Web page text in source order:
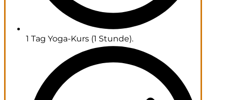
1 Tag Yoga-Kurs (1 Stunde).